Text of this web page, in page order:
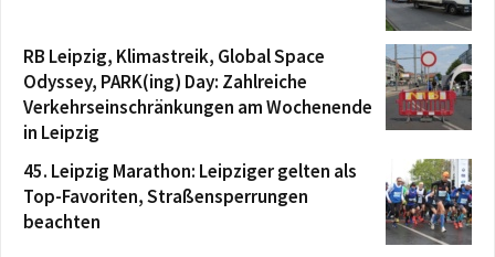
RB Leipzig, Klimastreik, Global Space
Odyssey, PARK(ing) Day: Zahlreiche
Verkehrseinschränkungen am Wochenende
in Leipzig
45. Leipzig Marathon: Leipziger gelten als
Top-Favoriten, Straßensperrungen
beachten